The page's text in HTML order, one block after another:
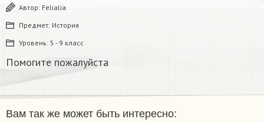
Автор: Felialia
Предмет: История
Уровень: 5 - 9 класс
Помогите пожалуйста
Вам так же может быть интересно: